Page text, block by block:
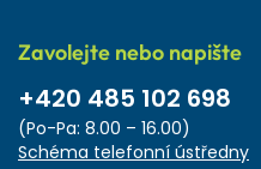
Zavolejte nebo napište
+420 485 102 698
(Po-Pa: 8.00 – 16.00)
Schéma telefonní ústředny